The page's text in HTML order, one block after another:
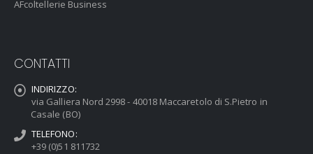
AFcoltellerie Business
CONTATTI
INDIRIZZO:
via Galliera Nord 2998 - 40018 Maccaretolo di S.Pietro in
Casale (BO)
TELEFONO:
+39 (0)51 811732